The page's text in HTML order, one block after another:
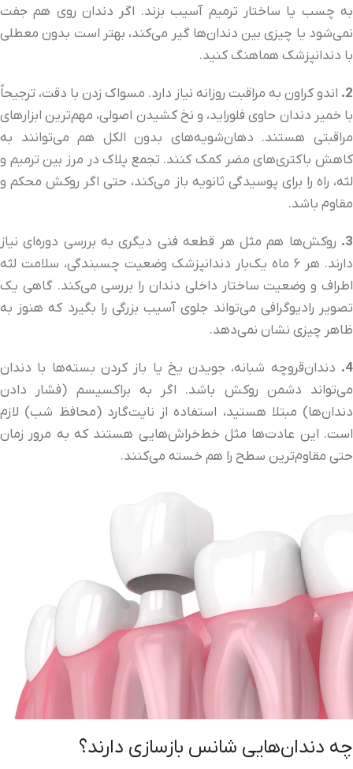
به چسب یا ساختار ترمیم آسیب بزند. اگر دندان روی هم جفت
نمی‌شود یا چیزی بین دندان‌ها گیر می‌کند، بهتر است بدون معطلی
با دندانپزشک هماهنگ کنید.
2. اندو کراون به مراقبت روزانه نیاز دارد. مسواک زدن با دقت، ترجیحاً
با خمیر دندان حاوی فلوراید، و نخ کشیدن اصولی، مهم‌ترین ابزارهای
مراقبتی هستند. دهان‌شویه‌های بدون الکل هم می‌توانند به
کاهش باکتری‌های مضر کمک کنند. تجمع پلاک در مرز بین ترمیم و
لثه، راه را برای پوسیدگی ثانویه باز می‌کند، حتی اگر روکش محکم و
مقاوم باشد.
3. روکش‌ها هم مثل هر قطعه فنی دیگری به بررسی دوره‌ای نیاز
دارند. هر ۶ ماه یک‌بار دندانپزشک وضعیت چسبندگی، سلامت لثه
اطراف و وضعیت ساختار داخلی دندان را بررسی می‌کند. گاهی یک
تصویر رادیوگرافی می‌تواند جلوی آسیب بزرگی را بگیرد که هنوز به
ظاهر چیزی نشان نمی‌دهد.
4.
دندان‌قروچه شبانه، جویدن یخ یا باز کردن بسته‌ها با دندان
می‌تواند دشمن روکش باشد. اگر به براکسیسم (فشار دادن
دندان‌ها) مبتلا هستید، استفاده از نایت‌گارد (محافظ شب) لازم
است. این عادت‌ها مثل خط‌خراش‌هایی هستند که به مرور زمان
حتی مقاوم‌ترین سطح را هم خسته می‌کنند.
چه دندان‌هایی شانس بازسازی دارند؟